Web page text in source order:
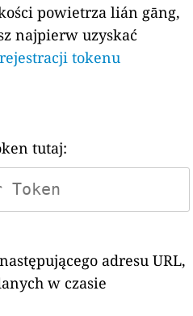
powietrza lián gāng,
najpierw uzyskać
tokenu
tutaj:
adresu URL,
w czasie